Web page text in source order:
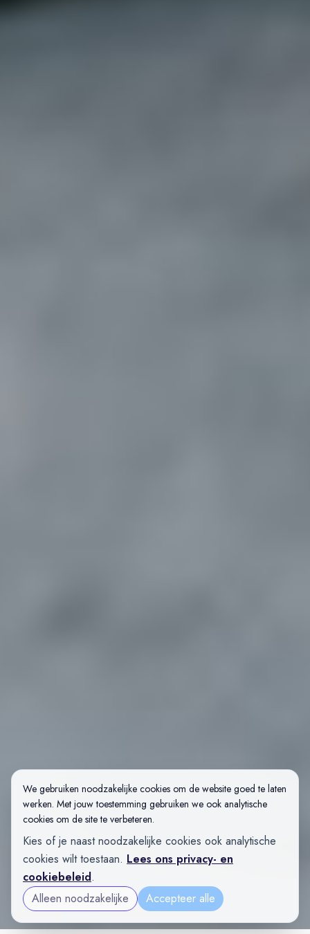
We gebruiken noodzakelijke cookies om de website goed te laten
werken. Met jouw toestemming gebruiken we ook analytische
cookies om de site te verbeteren.
Kies of je naast noodzakelijke cookies ook analytische
cookies wilt toestaan. Lees ons privacy- en
cookiebeleid.
Alleen noodzakelijke
Accepteer alle